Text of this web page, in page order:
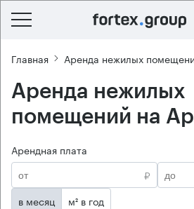
Главная Аренда нежилых
Аренда нежилых
помещений на
Арендная плата
₽
в месяц
м² в год